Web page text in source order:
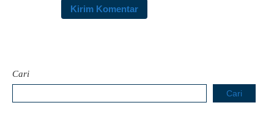
Cari
Cari